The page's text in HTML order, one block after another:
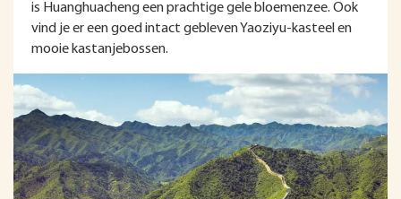
is Huanghuacheng een prachtige gele bloemenzee. Ook
vind je er een goed intact gebleven Yaoziyu-kasteel en
mooie kastanjebossen.